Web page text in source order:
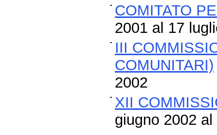
COMITATO
2001 al 17
III
COMUNITARI)
2002
XII
giugno 2002